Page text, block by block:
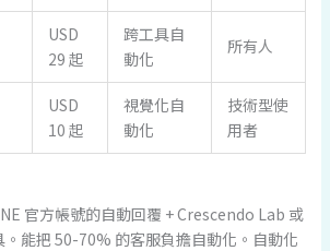
USD
29 起
跨工具自
動化
所有人
USD
10 起
視覺化自
動化
技術型使
用者
官方帳號的自動回覆 + Crescendo Lab 或
能把 50-70% 的客服負擔自動化。自動化